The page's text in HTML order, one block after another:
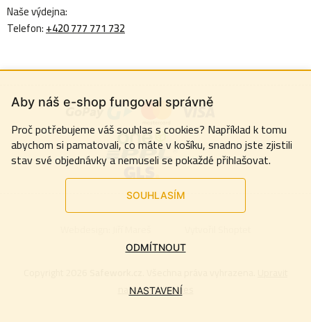
Aby náš e-shop fungoval správně
Proč potřebujeme váš souhlas s cookies? Například k tomu
abychom si pamatovali, co máte v košíku, snadno jste zjistili
stav své objednávky a nemuseli se pokaždé přihlašovat.
SOUHLASÍM
NASTAVENÍ
ODMÍTNOUT
Naše výdejna:
Telefon:+420 777 771 732
nastavení cookies